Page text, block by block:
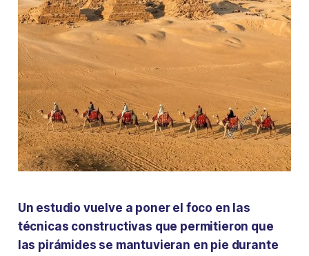
Un estudio vuelve a poner el foco en las
técnicas constructivas que permitieron que
las pirámides se mantuvieran en pie durante